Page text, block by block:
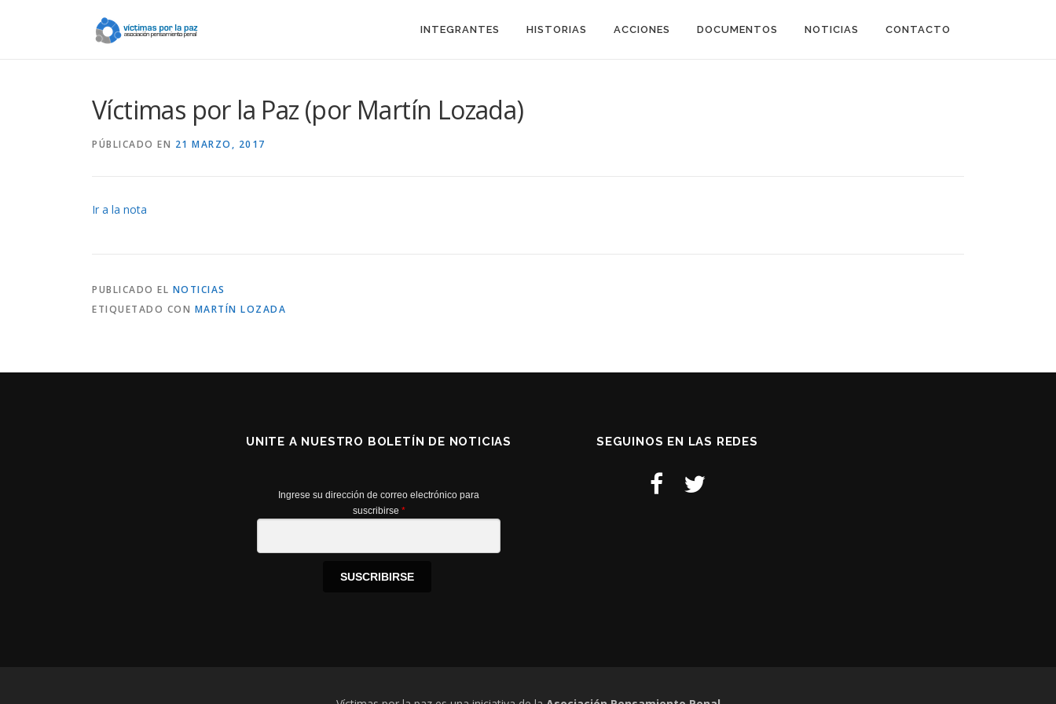
INTEGRANTES HISTORIAS ACCIONES DOCUMENTOS NOTICIAS CONTACTO
Víctimas por la Paz (por Martín Lozada)
PÚBLICADO EN 21 MARZO, 2017
Ir a la nota
PUBLICADO EL NOTICIAS
ETIQUETADO CON MARTÍN LOZADA
UNITE A NUESTRO BOLETÍN DE NOTICIAS
Ingrese su dirección de correo electrónico para
suscribirse *
SUSCRIBIRSE
SEGUINOS EN LAS REDES